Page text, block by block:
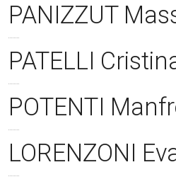
PANIZZUT
PATELLI
POTENTI
LORENZONI